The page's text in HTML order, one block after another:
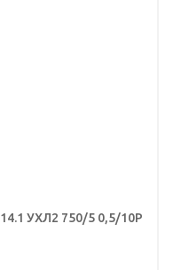
УХЛ2 750/5 0,5/10Р